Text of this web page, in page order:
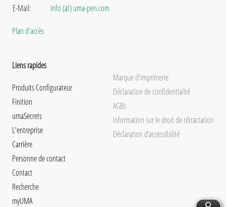
E-Mail:
info (at) uma-pen.com
Plan d'accès
Liens rapides
Produits Configurateur
Finition
umaSecrets
L'entreprise
Carrière
Personne de contact
Contact
Recherche
myUMA
Marque d'imprimerie
Déclaration de confidentialité
AGBs
Information sur le droit de rétractation
Déclaration d’accessibilité